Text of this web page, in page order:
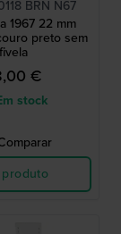
BRN N67
1967 22 mm
preto sem
fivela
€
stock